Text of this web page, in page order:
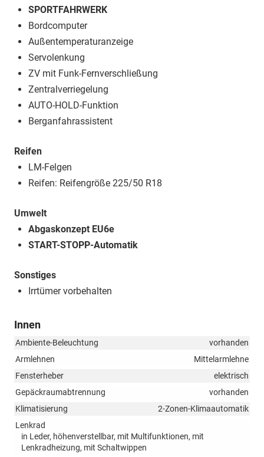
SPORTFAHRWERK
Bordcomputer
Außentemperaturanzeige
Servolenkung
ZV mit Funk-Fernverschließung
Zentralverriegelung
AUTO-HOLD-Funktion
Berganfahrassistent
Reifen
LM-Felgen
Reifen: Reifengröße 225/50 R18
Umwelt
Abgaskonzept EU6e
START-STOPP-Automatik
Sonstiges
Irrtümer vorbehalten
Innen
Ambiente-Beleuchtung
vorhanden
Armlehnen
Mittelarmlehne
Fensterheber
elektrisch
Gepäckraumabtrennung
vorhanden
Klimatisierung
2-Zonen-Klimaautomatik
Lenkrad
in Leder, höhenverstellbar, mit Multifunktionen, mit
Lenkradheizung, mit Schaltwippen